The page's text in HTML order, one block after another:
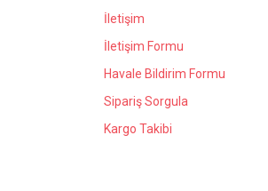
İletişim
İletişim Formu
Havale Bildirim Formu
Sipariş Sorgula
Kargo Takibi